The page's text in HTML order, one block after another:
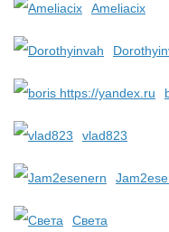
Ameliacix
vlad823
Света